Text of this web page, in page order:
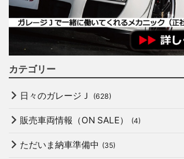
カテゴリー
日々のガレージＪ (628)
販売車両情報（ON SALE） (4)
ただいま納車準備中 (35)